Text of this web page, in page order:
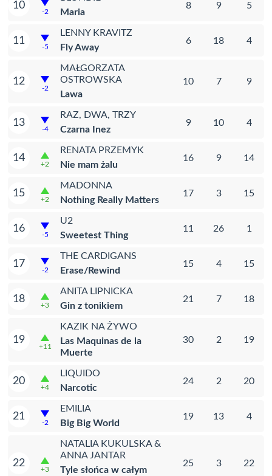
10
-2
Maria
8 9 5
11
-5
LENNY KRAVITZ
Fly Away
6 18 4
12
-2
MAŁGORZATA
OSTROWSKA
Lawa
10 7 9
13
-4
RAZ, DWA, TRZY
Czarna Inez
9 10 4
14
+2
RENATA PRZEMYK
Nie mam żalu
16 9 14
15
+2
MADONNA
Nothing Really Matters
17 3 15
16
-5
U2
Sweetest Thing
11 26 1
17
-2
THE CARDIGANS
Erase/Rewind
15 4 15
18
+3
ANITA LIPNICKA
Gin z tonikiem
21 7 18
19
+11
KAZIK NA ŻYWO
Las Maquinas de la
Muerte
30 2 19
20
+4
LIQUIDO
Narcotic
24 2 20
21
-2
EMILIA
Big Big World
19 13 4
22
+3
NATALIA KUKULSKA &
ANNA JANTAR
Tyle słońca w całym
25 3 22